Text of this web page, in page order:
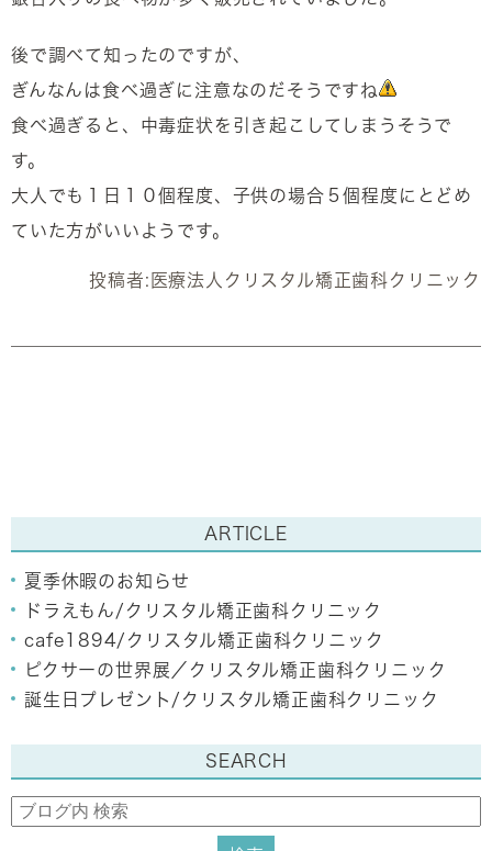
後で調べて知ったのですが、
ぎんなんは食べ過ぎに注意なのだそうですね
食べ過ぎると、中毒症状を引き起こしてしまうそうで
す。
大人でも１日１０個程度、子供の場合５個程度にとどめ
ていた方がいいようです。
投稿者: 医療法人クリスタル矯正歯科クリニック
ARTICLE
夏季休暇のお知らせ
ドラえもん/クリスタル矯正歯科クリニック
cafe1894/クリスタル矯正歯科クリニック
ピクサーの世界展／クリスタル矯正歯科クリニック
誕生日プレゼント/クリスタル矯正歯科クリニック
SEARCH